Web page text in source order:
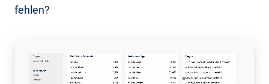
fehlen?